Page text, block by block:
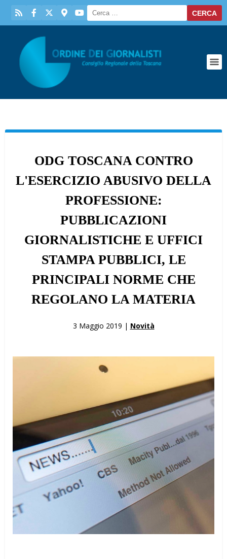
ODG TOSCANA CONTRO
L'ESERCIZIO ABUSIVO DELLA
PROFESSIONE:
PUBBLICAZIONI
GIORNALISTICHE E UFFICI
STAMPA PUBBLICI, LE
PRINCIPALI NORME CHE
REGOLANO LA MATERIA
3 Maggio 2019 | Novità